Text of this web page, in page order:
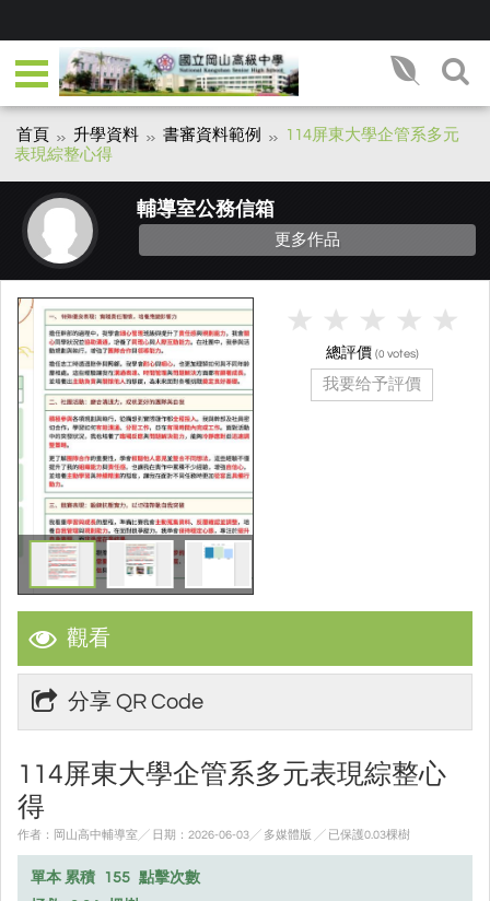
首頁 升學資料 書審資料範例
114屏東大學企管系多元
表現綜整心得
輔導室公務信箱
更多作品
觀看
分享 QR Code
114屏東大學企管系多元表現綜整心
得
作者：岡山高中輔導室╱ 日期：2026-06-03╱ 多媒體版 ╱ 已保護0.03棵樹
單本 累積 155 點擊次數
總評價 (0 votes)
我要给予評價